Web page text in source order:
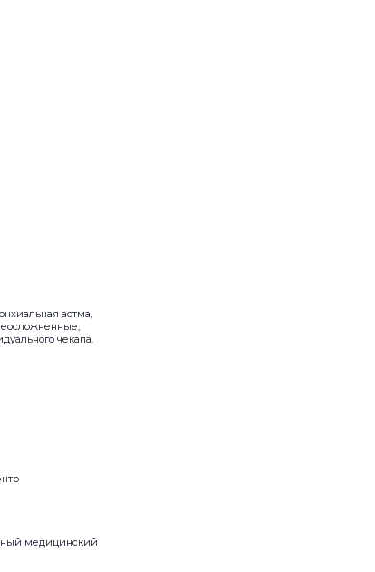
астма,
чекапа.
медицинский